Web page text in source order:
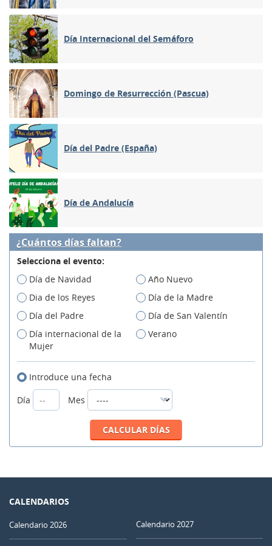
Día Internacional del Semáforo
Domingo de Resurrección (Pascua)
Día del Padre (España)
Día de Andalucía
¿Cuántos días faltan?
Selecciona el evento:
Día de Navidad
Año Nuevo
Dia de los Reyes
Día de la Madre
Día del Padre
Día de San Valentín
Día internacional de la
Mujer
Verano
Introduce una fecha
Día
Mes
CALENDARIOS
Calendario 2026 Calendario 2027